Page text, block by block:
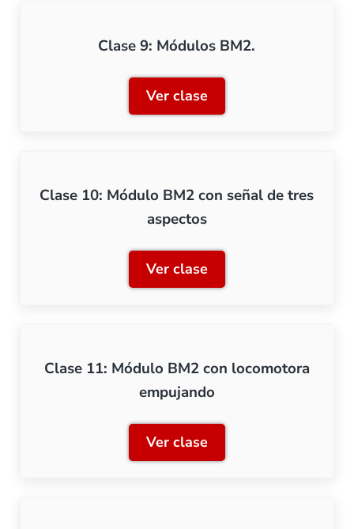
Clase 9: Módulos BM2.
Ver claseClase 9: Módulos BM2.
Clase 10: Módulo BM2 con señal de tres
aspectos
Ver claseClase 10: Módulo BM2
Clase 11: Módulo BM2 con locomotora
empujando
Ver claseClase 11: Módulo BM2